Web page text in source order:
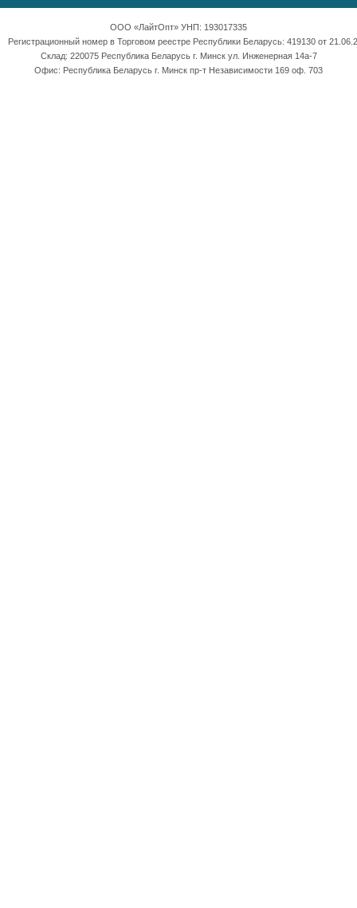
ООО «ЛайтОпт» УНП: 193017335
Регистрационный номер в Торговом реестре Республики Беларусь: 419130 от
Склад: 220075 Республика Беларусь г. Минск ул. Инженерная 14а-7
Офис: Республика Беларусь г. Минск пр-т Независимости 169 оф. 703